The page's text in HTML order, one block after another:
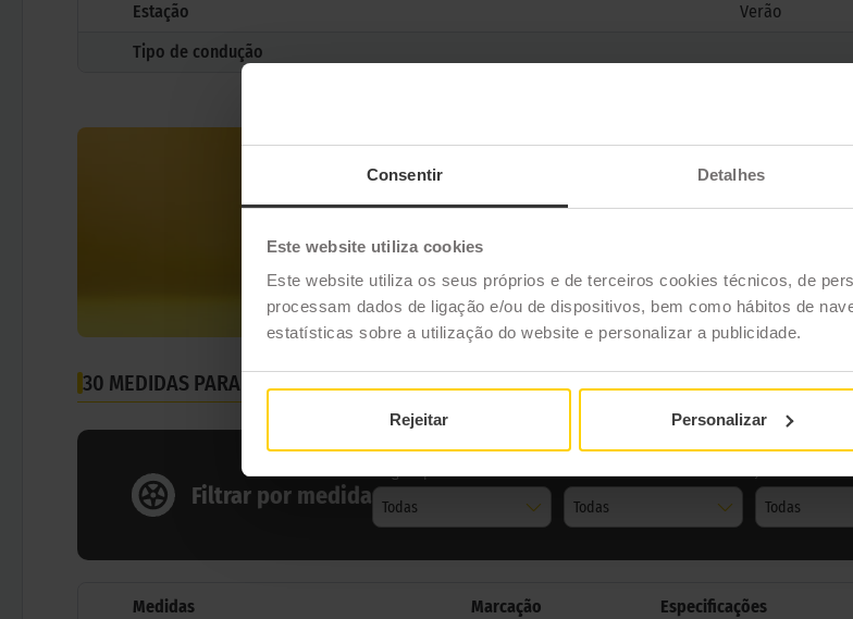
Consentir Detalhes
Este website utiliza cookies
Este website utiliza os seus próprios e de terceiros cookies técnicos, de
processam dados de ligação e/ou de dispositivos, bem como hábitos de
estatísticas sobre a utilização do website e personalizar a publicidade.
Rejeitar Personalizar
Estação
Verão
Tipo de condução
30 MEDIDAS PARA O PNEU ROADX RXQUEST C02
Filtrar por medida
Largura pneu
Todas
Série
Todas
Jante
Todas
Medidas Marcação Especificações